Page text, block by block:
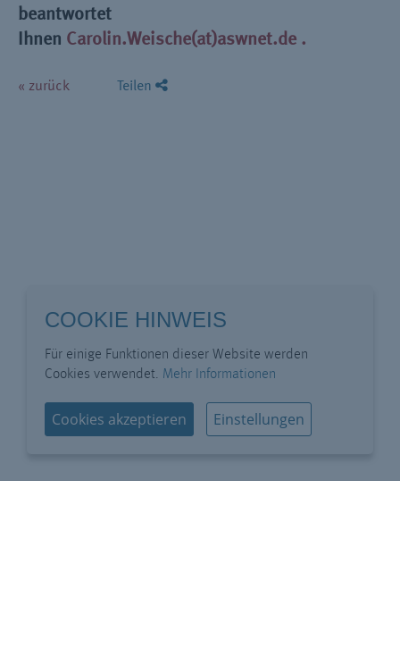
beantwortet
Ihnen Carolin.Weische(at)aswnet.de .
« zurück Teilen
COOKIE HINWEIS
Für einige Funktionen dieser Website werden
Cookies verwendet. Mehr Informationen
Cookies akzeptieren Einstellungen